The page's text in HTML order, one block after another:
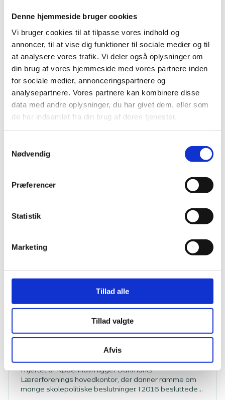
Denne hjemmeside bruger cookies
Vi bruger cookies til at tilpasse vores indhold og
annoncer, til at vise dig funktioner til sociale medier og til
at analysere vores trafik. Vi deler også oplysninger om
din brug af vores hjemmeside med vores partnere inden
for sociale medier, annonceringspartnere og
analysepartnere. Vores partnere kan kombinere disse
data med andre oplysninger, du har givet dem, eller som
de har indsamlet fra din brug af deres tjenester.
Nødvendig
Præferencer
Statistik
Marketing
Tillad alle
Tillad valgte
Afvis
tagudskiftning og etablering af fire selvstændige
taglejligheder på 5. salen. Vores rådgivning er foregået
således at forventningerne til de nye tagboliger og
selve tagarealet tydeligt er blevet defineret fra start. Vi
har ligeledes hjulpet foreningen med at få tilknyttet en
developer til 5. sal.
Det Kongelige Danske Musikkonservatorium
På Det Kongelige Danske Musikkonservatorium har vi
stået for arbejdsmiljøkoordineringen i forbindelse
varetage arbejdsmiljøet har været afgørende, da
konservatoriet sideløbende med renoveringen, har
sikkerhedsforanstaltninger været i spil på projektet.
ejendommen her på Christianshavn, blev glasset
isoleringsmateriale. Dermed får en ressource, der
traditionelt ender som byggeaffald, nyt liv – og
ejendommen en bæredygtig løsning.
I hjertet af København ligger Danmarks
Lærerforenings hovedkontor, der danner ramme om
mange skolepolitiske beslutninger. I 2016 besluttede